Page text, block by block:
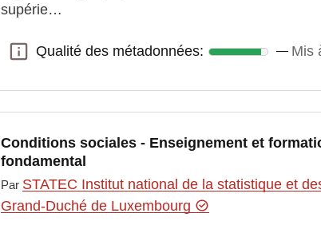
supérie…
Qualité des métadonnées:
Qualité des métadonnées: Mis
Conditions sociales - Enseignement et
fondamental
Par STATEC Institut national de la statistique et
Grand-Duché de Luxembourg